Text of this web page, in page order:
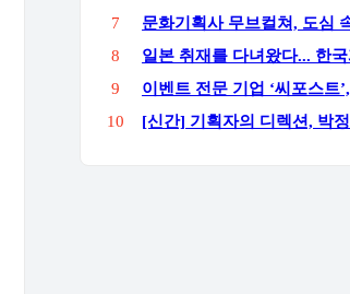
7
문화기획사 무브컬쳐, 도심
8
일본 취재를 다녀왔다... 한
9
이벤트 전문 기업 ‘씨포스트
10
[신간] 기획자의 디렉션, 박